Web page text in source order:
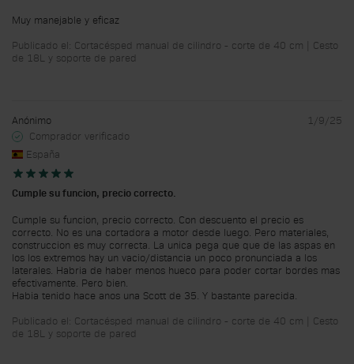
Muy manejable y eficaz
Publicado el: Cortacésped manual de cilindro - corte de 40 cm | Cesto
de 18L y soporte de pared
Anónimo
Comprador verificado
España
1/9/25
Cumple su funcion, precio correcto.
Cumple su funcion, precio correcto. Con descuento el precio es
correcto. No es una cortadora a motor desde luego. Pero materiales,
construccion es muy correcta. La unica pega que que de las aspas en
los los extremos hay un vacio/distancia un poco pronunciada a los
laterales. Habria de haber menos hueco para poder cortar bordes mas
efectivamente. Pero bien.
Habia tenido hace anos una Scott de 35. Y bastante parecida.
Publicado el: Cortacésped manual de cilindro - corte de 40 cm | Cesto
de 18L y soporte de pared